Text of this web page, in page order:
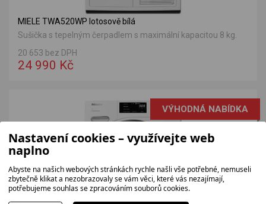
MIELE TWA520WP lotosově bílá
Sušička s tepelným čerpadlem s maximální kapacitou 8 kg.
20 653 bez DPH
24 990 Kč
VÝHODNÁ NABÍDKA
DOPORUČUJEME
Nastavení cookies – využívejte web
naplno
Abyste na našich webových stránkách rychle našli vše potřebné, nemuseli
zbytečně klikat a nezobrazovaly se vám věci, které vás nezajímají,
potřebujeme souhlas se zpracováním souborů cookies.